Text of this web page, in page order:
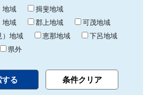
地域
揖斐地域
地域
郡上地域
可茂地域
）地域
恵那地域
下呂地域
県外